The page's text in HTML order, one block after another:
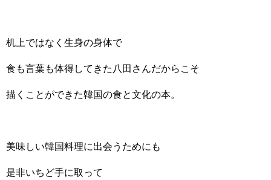
机上ではなく生身の身体で
食も言葉も体得してきた八田さんだからこそ
描くことができた韓国の食と文化の本。
美味しい韓国料理に出会うためにも
是非いちど手に取って